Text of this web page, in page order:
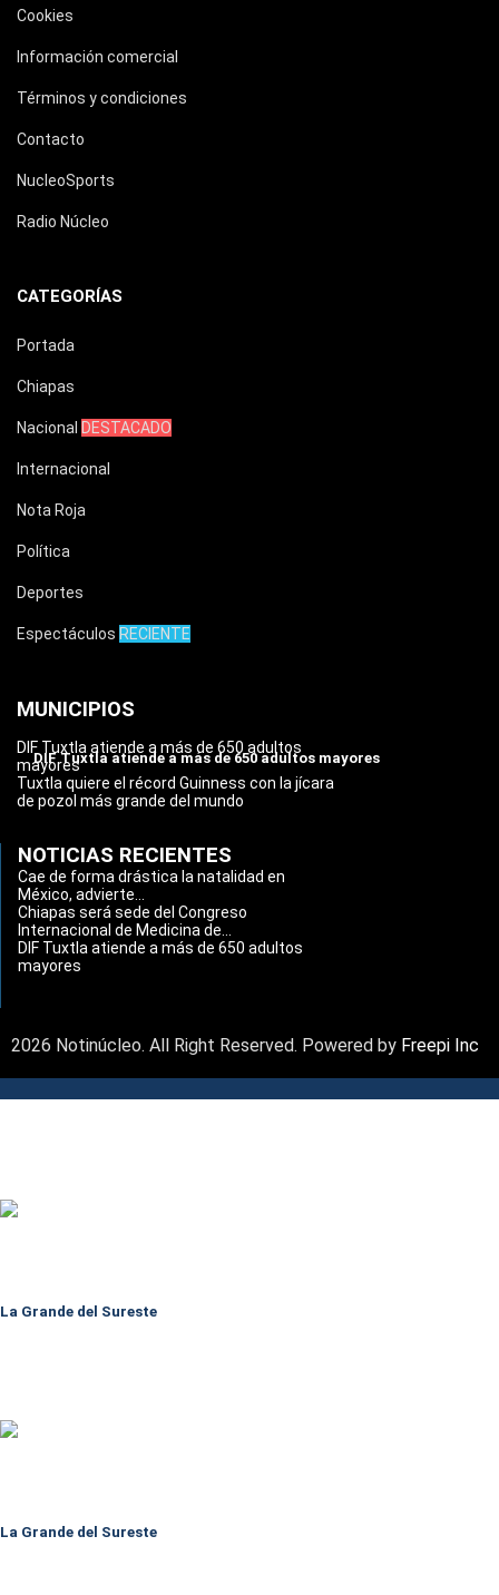
Cookies
Información comercial
Términos y condiciones
Contacto
NucleoSports
Radio Núcleo
CATEGORÍAS
Portada
Chiapas
Nacional DESTACADO
Internacional
Nota Roja
Política
Deportes
Espectáculos RECIENTE
MUNICIPIOS
DIF Tuxtla atiende a más de 650 adultos mayores
DIF Tuxtla atiende a más de 650 adultos
mayores
Tuxtla quiere el récord Guinness con la jícara
de pozol más grande del mundo
NOTICIAS RECIENTES
Cae de forma drástica la natalidad en
México, advierte...
Chiapas será sede del Congreso
Internacional de Medicina de...
DIF Tuxtla atiende a más de 650 adultos
mayores
2026 Notinúcleo. All Right Reserved. Powered by Freepi Inc
La Grande del Sureste
La Grande del Sureste